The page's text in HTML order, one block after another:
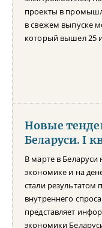
проекты в
в свежем выпуске
который вышел 25
Новые
Беларуси. I
В марте в
экономике и на
стали результатом
внутреннего
представляет
экономики